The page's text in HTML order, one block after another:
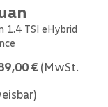
1.4 TSI eHybrid
€ (MwSt.